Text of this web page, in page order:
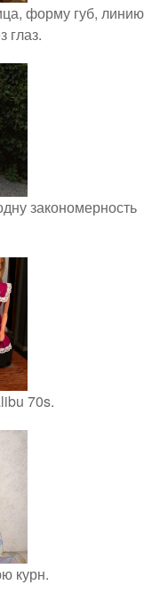
форму губ, линию
глаз.
закономерность
70s.
курн.